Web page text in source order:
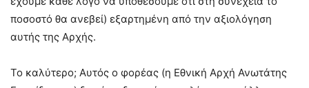
ποσοστό θα ανεβεί) εξαρτημένη από την αξιολόγηση
αυτής της Αρχής.
Το καλύτερο; Αυτός ο φορέας (η Εθνική Αρχή Ανωτάτης